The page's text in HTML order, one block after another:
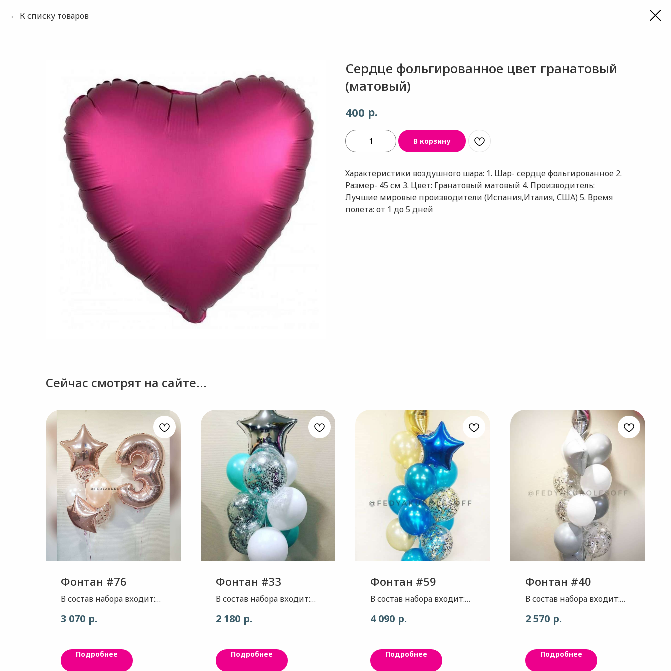
К списку товаров
Сердце фольгированное цвет гранатовый
(матовый)
400 р.
В корзину
Характеристики воздушного шара: 1. Шар- сердце фольгированное 2.
Размер- 45 см 3. Цвет: Гранатовый матовый 4. Производитель:
Лучшие мировые производители (Испания,Италия, США) 5. Время
полета: от 1 до 5 дней
Сейчас смотрят на сайте...
Фонтан #76
В состав набора входит:
золото, 1шт Звезда - цвет
- цвет белый перламутр,
1шт Шар - цвет розовое
3 070 р.
Подробнее
Фонтан #33
В состав набора входит:
глянец 3 шара , цвет
шара , цвет морской бриз
3 шара конфетти
2 180 р.
Подробнее
Фонтан #59
В состав набора входит:
глянец, 1шт Звезда - ,
Шар - цвет синий
металик, 7шт Шар - цвет
4 090 р.
Подробнее
Фонтан #40
В состав набора входит:
глянец, 1шт Звезда - цвет
- цвет серебро матовый,
5шт Шар - цвет белый
2 570 р.
Подробнее